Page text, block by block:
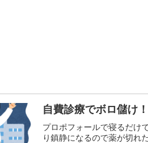
自費診療でボロ儲け！
プロポフォールで寝るだけ
り鎮静になるので薬が切れ